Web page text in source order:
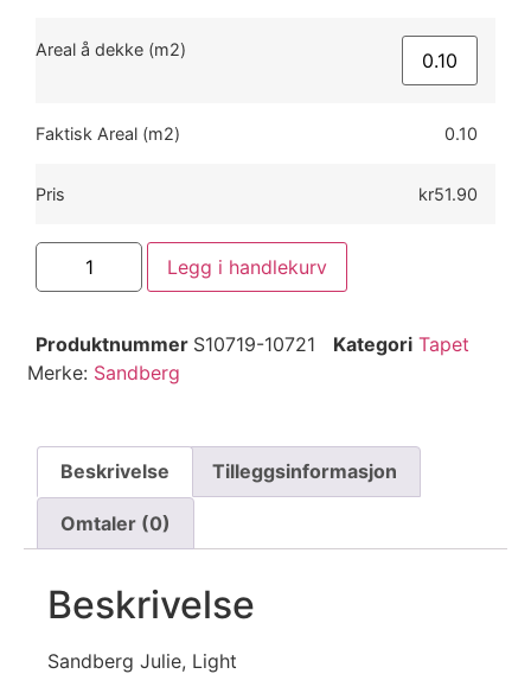
Areal å dekke (m2)
Faktisk Areal (m2) 0.10
Pris kr51.90
Legg i handlekurv
Produktnummer S10719-10721 Kategori Tapet
Merke: Sandberg
Beskrivelse Tilleggsinformasjon
Omtaler (0)
Beskrivelse
Sandberg Julie, Light